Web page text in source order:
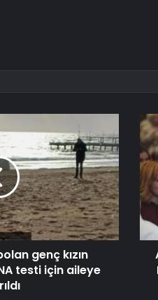
genç kızın
testi için aileye